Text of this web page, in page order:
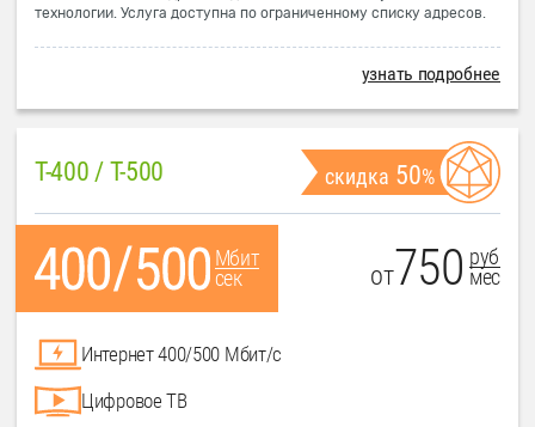
технологии. Услуга доступна по ограниченному списку адресов.
узнать подробнее
T-400 / T-500 скидка 50%
Мбит
сек
от750 руб
мес
Интернет 400/500 Мбит/с
Цифровое ТВ